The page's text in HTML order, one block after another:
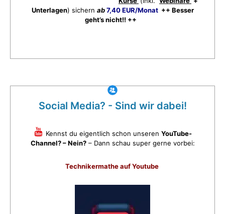
Unterlagen) sichern ab7,40 EUR/Monat++ Besser
geht’s nicht!! ++
Social Media? - Sind wir dabei!
Kennst du eigentlich schon unseren YouTube-
Channel? – Nein?– Dann schau super gerne vorbei:
Technikermathe auf Youtube